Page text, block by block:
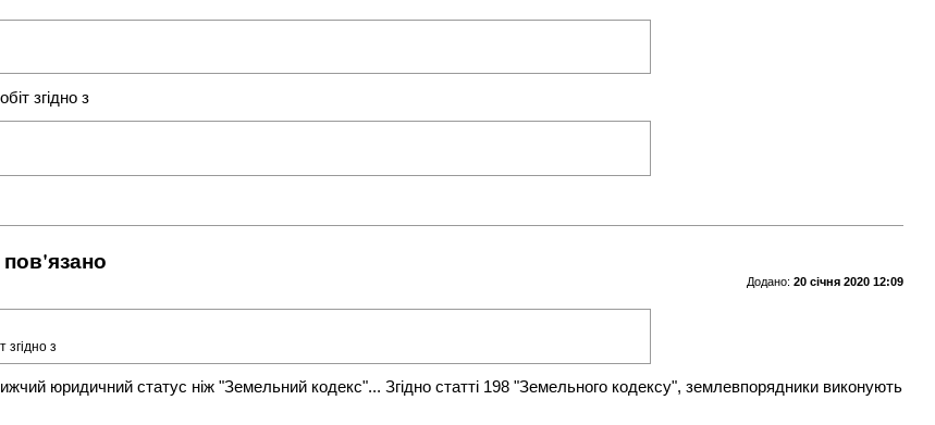
згідно з
Додано: 20 січня 2020 12:09
згідно з
юридичний статус ніж "Земельний кодекс"... Згідно статті 198 "Земельного кодексу", землевпорядники виконують